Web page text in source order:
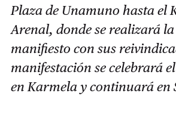
Plaza de Unamuno hasta el
Arenal, donde se realizará
manifiesto con sus
manifestación se celebrará
en Karmela y continuará en